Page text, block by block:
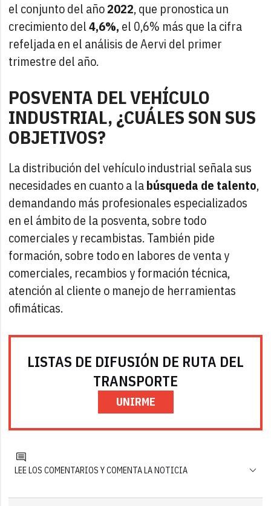
el conjunto del año2022, que pronostica un
crecimiento del4,6%, el 0,6% más que la cifra
refeljada en el análisis de Aervi del primer
trimestre del año.
POSVENTA DEL VEHÍCULO
INDUSTRIAL, ¿CUÁLES SON SUS
OBJETIVOS?
La distribución del vehículo industrial señala sus
necesidades en cuanto a labúsqueda de talento,
demandando más profesionales especializados
en el ámbito de la posventa, sobre todo
comerciales y recambistas. También pide
formación, sobre todo en labores de venta y
comerciales, recambios y formación técnica,
atención al cliente o manejo de herramientas
ofimáticas.
LISTAS DE DIFUSIÓN DE RUTA DEL
TRANSPORTE
UNIRME
LEE LOS COMENTARIOS Y COMENTA LA NOTICIA